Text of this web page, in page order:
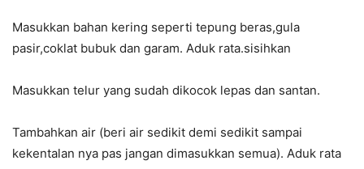
Masukkan bahan kering seperti tepung beras,gula
pasir,coklat bubuk dan garam. Aduk rata.sisihkan
Masukkan telur yang sudah dikocok lepas dan santan.
Tambahkan air (beri air sedikit demi sedikit sampai
kekentalan nya pas jangan dimasukkan semua). Aduk rata